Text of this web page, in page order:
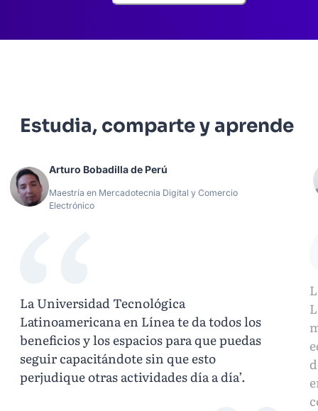
Estudia, comparte y aprende
Arturo Bobadilla de Perú
Maestría en Mercadotecnia Digital y Comercio
Electrónico
La Universidad Tecnológica
Latinoamericana en Línea te da todos los
beneficios y los espacios para que puedas
seguir capacitándote sin que esto
perjudique otras actividades día a día’.